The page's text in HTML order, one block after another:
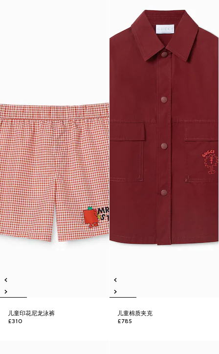
儿童印花尼龙泳裤
£310
儿童棉质夹克
£785